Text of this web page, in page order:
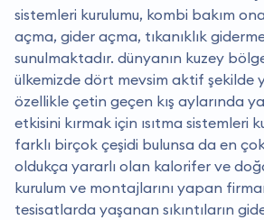
sistemleri kurulumu, kombi bakım
açma, gider açma, tıkanıklık
sunulmaktadır. dünyanın kuzey
ülkemizde dört mevsim aktif şekilde
özellikle çetin geçen kış aylarında
etkisini kırmak için ısıtma sistemleri
farklı birçok çeşidi bulunsa da en
oldukça yararlı olan kalorifer ve
kurulum ve montajlarını yapan
tesisatlarda yaşanan sıkıntıların